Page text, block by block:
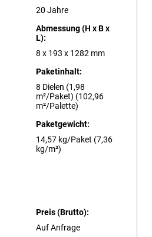
20 Jahre
Abmessung (H x B x
L):
8 x 193 x 1282 mm
Paketinhalt:
8 Dielen (1,98
m²/Paket) (102,96
m²/Palette)
Paketgewicht:
14,57 kg/Paket (7,36
kg/m²)
Preis (Brutto):
Auf Anfrage